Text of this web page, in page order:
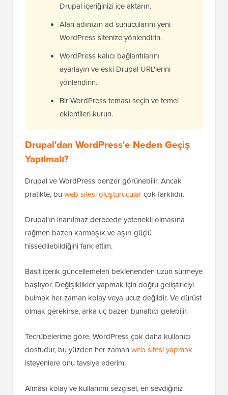
Drupal içeriğinizi içe aktarın.
Alan adınızın ad sunucularını yeni
WordPress sitenize yönlendirin.
WordPress kalıcı bağlantılarını
ayarlayın ve eski Drupal URL'lerini
yönlendirin.
Bir WordPress teması seçin ve temel
eklentileri kurun.
Drupal'dan WordPress'e Neden Geçiş
Yapılmalı?
Drupal ve WordPress benzer görünebilir. Ancak
pratikte, bu web sitesi oluşturucularçok farklıdır.
Drupal'ın inanılmaz derecede yetenekli olmasına
rağmen bazen karmaşık ve aşırı güçlü
hissedilebildiğini fark ettim.
Basit içerik güncellemeleri beklenenden uzun sürmeye
başlıyor. Değişiklikler yapmak için doğru geliştiriciyi
bulmak her zaman kolay veya ucuz değildir. Ve dürüst
olmak gerekirse, arka uç bazen bunaltıcı gelebilir.
Tecrübelerime göre, WordPress çok daha kullanıcı
dostudur, bu yüzden her zaman web sitesi yapmak
isteyenlere onu tavsiye ederim.
Alması kolay ve kullanımı sezgisel, en sevdiğiniz